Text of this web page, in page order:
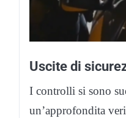
Uscite di
I controlli si sono
un’approfondita